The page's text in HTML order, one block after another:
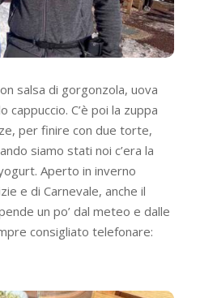
salsa di gorgonzola, uova
cappuccio. C’è poi la zuppa
per finire con due torte,
siamo stati noi c’era la
Aperto in inverno
e di Carnevale, anche il
un po’ dal meteo e dalle
consigliato telefonare: